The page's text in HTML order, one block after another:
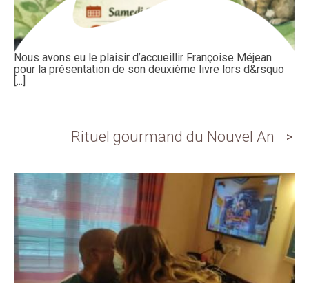
Nous avons eu le plaisir d’accueillir Françoise Méjean
pour la présentation de son deuxième livre lors d&rsquo
[...]
Rituel gourmand du Nouvel An